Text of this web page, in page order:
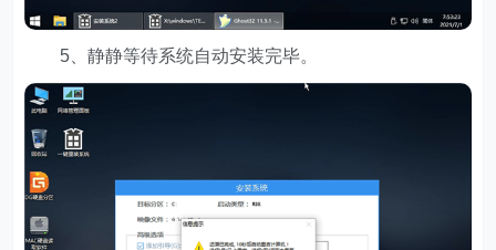
5、静静等待系统自动安装完毕。